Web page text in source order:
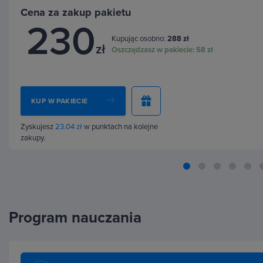
dźwiękowe.
Dowiesz się również jak łatwo montować materiały
kamery za naszą twarzą. Pokażę Ci też kilka
znacznie przyspieszą twoją codzienną pracę.
Cena za zakup pakietu
230zł
Kupując osobno: 288 zł
Oszczędzasz w pakiecie: 58 zł
KUP W PAKIECIE
Zyskujesz23.04 złw punktach na kolejne
zakupy.
Program nauczania